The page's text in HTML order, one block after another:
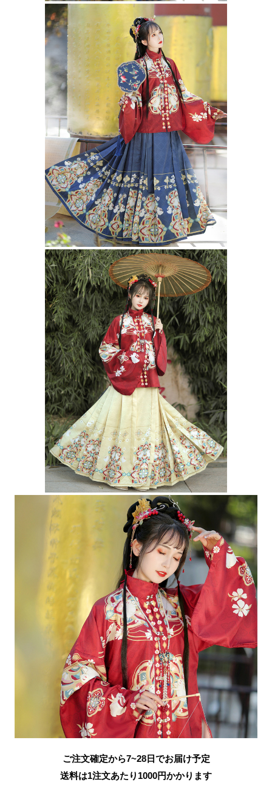
ご注文確定から7~28日でお届け予定
送料は1注文あたり 1000円かかります